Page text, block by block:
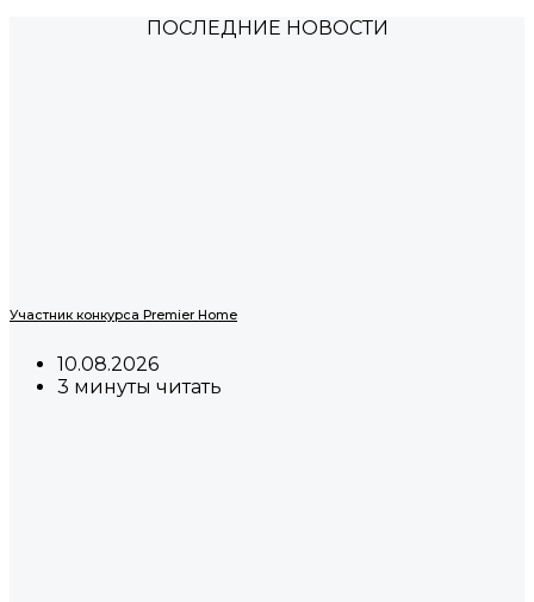
ПОСЛЕДНИЕ НОВОСТИ
Участник конкурса Premier Home
10.08.2026
3 минуты читать